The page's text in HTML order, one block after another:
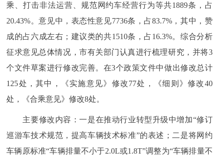
乘、打击非法运营、规范网约车经营行为等共1889条，占
20.43%。意见中，表态性意见7736条，占83.7%，其中，赞
成的占六成左右；建议类的共1510条，占16.3%。综合分析
征求意见总体情况，市有关部门认真进行梳理研究，并将3
个文件草案进行修改完善。在3个政策文件中做出修改总计
125处，其中，《实施意见》修改77处，《细则》修改40
处，《合乘意见》修改8处。
主要修改内容：一是在推动行业转型升级中增加“修订
巡游车技术规范，提高车辆技术标准”的表述；二是将网约
车辆原标准“车辆排量不小于2.0L或1.8T”调整为“车辆排量不